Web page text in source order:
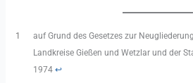
1
auf Grund des Gesetzes zur
Landkreise Gießen und Wetzlar und der
1974 ↩︎